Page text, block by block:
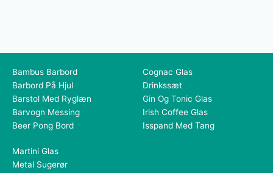
Bambus Barbord
Barbord På Hjul
Barstol Med Ryglæn
Barvogn Messing
Beer Pong Bord
Cognac Glas
Drinkssæt
Gin Og Tonic Glas
Irish Coffee Glas
Isspand Med Tang
Martini Glas
Metal Sugerør